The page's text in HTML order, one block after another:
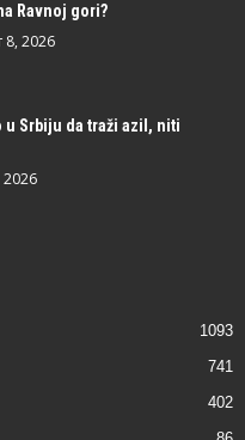
Ravnoj gori?
8, 2026
Srbiju da traži azil, niti
2026
1093
741
402